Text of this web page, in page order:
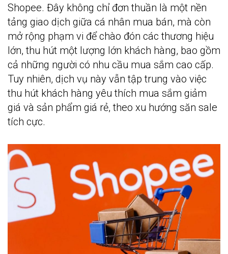
Shopee. Đây không chỉ đơn thuần là một nền
tảng giao dịch giữa cá nhân mua bán, mà còn
mở rộng phạm vi để chào đón các thương hiệu
lớn, thu hút một lượng lớn khách hàng, bao gồm
cả những người có nhu cầu mua sắm cao cấp.
Tuy nhiên, dịch vụ này vẫn tập trung vào việc
thu hút khách hàng yêu thích mua sắm giảm
giá và sản phẩm giá rẻ, theo xu hướng săn sale
tích cực.